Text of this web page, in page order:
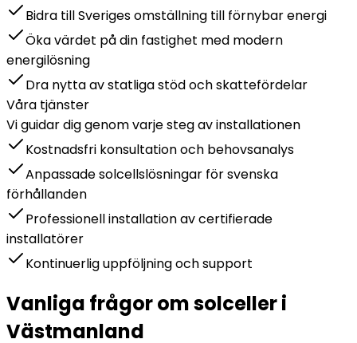
Bidra till Sveriges omställning till förnybar energi
Öka värdet på din fastighet med modern
energilösning
Dra nytta av statliga stöd och skattefördelar
Våra tjänster
Vi guidar dig genom varje steg av installationen
Kostnadsfri konsultation och behovsanalys
Anpassade solcellslösningar för svenska
förhållanden
Professionell installation av certifierade
installatörer
Kontinuerlig uppföljning och support
Vanliga frågor om solceller i
Västmanland